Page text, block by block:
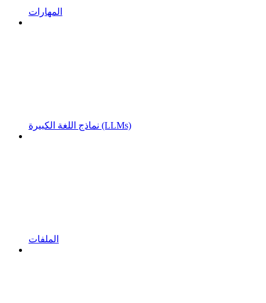
المهارات
نماذج اللغة الكبيرة (LLMs)
الملفات